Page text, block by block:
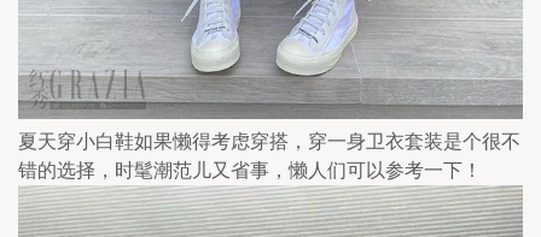
夏天穿小白鞋如果懒得考虑穿搭，穿一身卫衣套装是个很不
错的选择，时髦潮范儿又省事，懒人们可以参考一下！